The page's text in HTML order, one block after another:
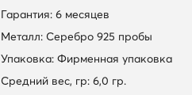
Гарантия: 6 месяцев
Металл: Серебро 925 пробы
Упаковка: Фирменная упаковка
Средний вес, гр: 6,0 гр.